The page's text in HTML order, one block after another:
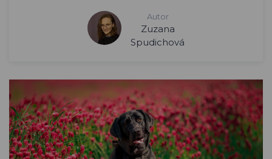
Autor
Zuzana
Spudichová